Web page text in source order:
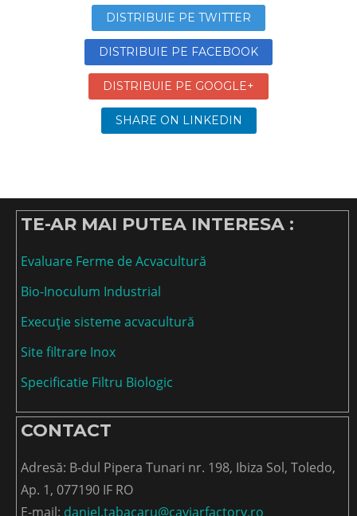
DISTRIBUIE PE TWITTER
DISTRIBUIE PE FACEBOOK
DISTRIBUIE PE GOOGLE+
SHARE ON LINKEDIN
TE-AR MAI PUTEA INTERESA :
Evaluare Ferme de Acvacultură
Bio-Inoculum Industrial
Execuție sisteme acvacultură
Site filtrare Inox
Specificatie Filtru Biologic
CONTACT
Adresă: B-dul Pipera Tunari nr. 198, Ibiza Sol, Toledo,
Ap. 1, 077190 IF RO
E-mail: daniel.tabacaru@caviarfactory.ro